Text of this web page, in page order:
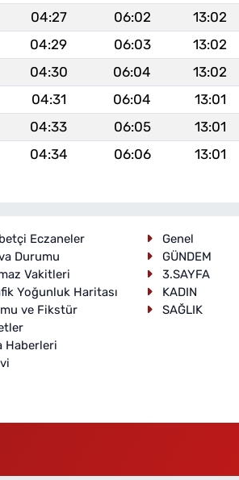
04:27 06:02 13:02
04:29 06:03 13:02
04:30 06:04 13:02
04:31 06:04 13:01
04:33 06:05 13:01
04:34 06:06 13:01
Eczaneler
Durumu
Vakitleri
Yoğunluk Haritası
ve Fikstür
Haberleri
Genel
GÜNDEM
3.SAYFA
KADIN
SAĞLIK